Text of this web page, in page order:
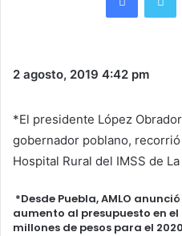
2 agosto, 2019 4:42 pm
*El presidente López
gobernador poblano,
Hospital Rural del IMSS de
*Desde Puebla, AMLO
aumento al presupuesto en
millones de pesos para el 2020